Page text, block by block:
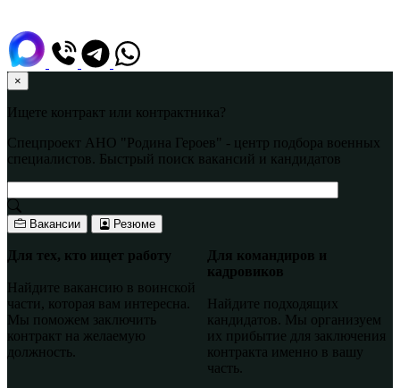
×
Ищете контракт или контрактника?
Спецпроект АНО "Родина Героев" - центр подбора военных
специалистов. Быстрый поиск вакансий и кандидатов
Вакансии Резюме
Для тех, кто ищет работу
Найдите вакансию в воинской
части, которая вам интересна.
Мы поможем заключить
контракт на желаемую
должность.
Для командиров и
кадровиков
Найдите подходящих
кандидатов. Мы организуем
их прибытие для заключения
контракта именно в вашу
часть.